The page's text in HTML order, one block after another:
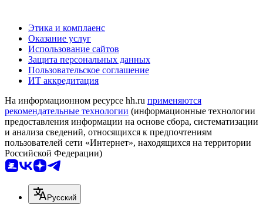
Этика и комплаенс
Оказание услуг
Использование сайтов
Защита персональных данных
Пользовательское соглашение
ИТ аккредитация
На информационном ресурсе hh.ru применяются
рекомендательные технологии (информационные технологии
предоставления информации на основе сбора, систематизации
и анализа сведений, относящихся к предпочтениям
пользователей сети «Интернет», находящихся на территории
Российской Федерации)
Русский